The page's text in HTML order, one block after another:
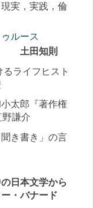
実，実践，倫
ルース
土田知則
ライフヒスト
太郎『著作権
謙介
き書き」の言
日本文学から
・バナード